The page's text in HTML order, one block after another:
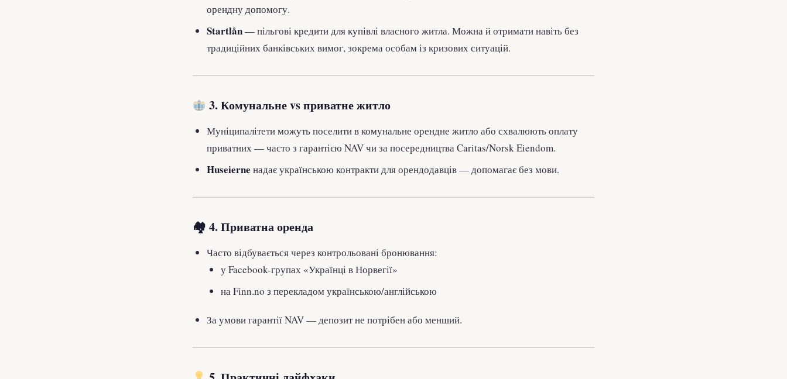
орендну допомогу.
Startlån— пільгові кредити для купівлі власного житла. Можна й отримати навіть без
традиційних банківських вимог, зокрема особам із кризових ситуацій.
3. Комунальне vs приватне житло
Муніципалітети можуть поселити в комунальне орендне житло або схвалюють оплату
приватних — часто з гарантією NAV чи за посередництва Caritas/Norsk Eiendom.
Huseierne надає українською контракти для орендодавців — допомагає без мови.
🏘 4. Приватна оренда
Часто відбувається через контрольовані бронювання:
у Facebook-групах «Українці в Норвегії»
на Finn.no з перекладом українською/англійською
За умови гарантії NAV — депозит не потрібен або менший.